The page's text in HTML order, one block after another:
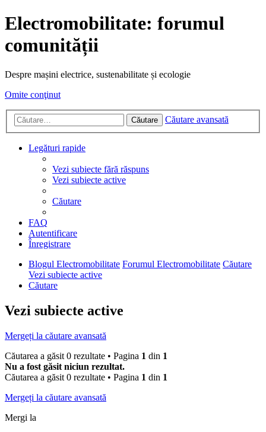
Electromobilitate: forumul
comunității
Despre mașini electrice, sustenabilitate și ecologie
Omite conţinut
Căutare Căutare avansată
Legături rapide
Vezi subiecte fără răspuns
Vezi subiecte active
Căutare
FAQ
Autentificare
Înregistrare
Blogul Electromobilitate Forumul Electromobilitate Căutare
Vezi subiecte active
Căutare
Vezi subiecte active
Mergeți la căutare avansată
Căutarea a găsit 0 rezultate • Pagina 1 din 1
Nu a fost găsit niciun rezultat.
Căutarea a găsit 0 rezultate • Pagina 1 din 1
Mergeți la căutare avansată
Mergi la